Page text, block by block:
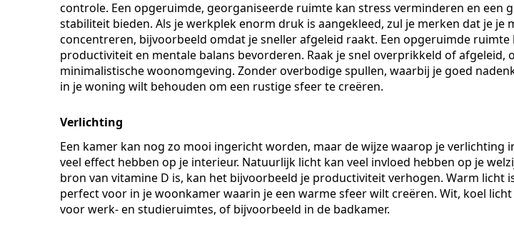
controle. Een opgeruimde, georganiseerde ruimte kan stress verminderen en een
stabiliteit bieden. Als je werkplek enorm druk is aangekleed, zul je merken dat je je
concentreren, bijvoorbeeld omdat je sneller afgeleid raakt. Een opgeruimde ruimte
productiviteit en mentale balans bevorderen. Raak je snel overprikkeld of afgeleid,
minimalistische woonomgeving. Zonder overbodige spullen, waarbij je goed
in je woning wilt behouden om een rustige sfeer te creëren.
Verlichting
Een kamer kan nog zo mooi ingericht worden, maar de wijze waarop je verlichting
veel effect hebben op je interieur. Natuurlijk licht kan veel invloed hebben op je
bron van vitamine D is, kan het bijvoorbeeld je productiviteit verhogen. Warm licht
perfect voor in je woonkamer waarin je een warme sfeer wilt creëren. Wit, koel
voor werk- en studieruimtes, of bijvoorbeeld in de badkamer.